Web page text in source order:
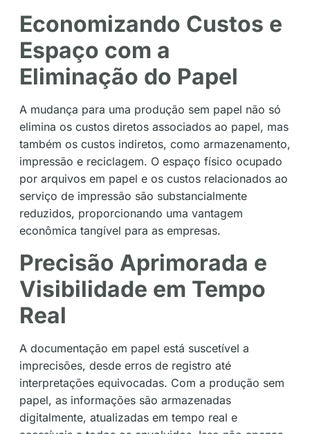
Economizando Custos e
Espaço com a
Eliminação do Papel
A mudança para uma produção sem papel não só
elimina os custos diretos associados ao papel, mas
também os custos indiretos, como armazenamento,
impressão e reciclagem. O espaço físico ocupado
por arquivos em papel e os custos relacionados ao
serviço de impressão são substancialmente
reduzidos, proporcionando uma vantagem
econômica tangível para as empresas.
Precisão Aprimorada e
Visibilidade em Tempo
Real
A documentação em papel está suscetível a
imprecisões, desde erros de registro até
interpretações equivocadas. Com a produção sem
papel, as informações são armazenadas
digitalmente, atualizadas em tempo real e